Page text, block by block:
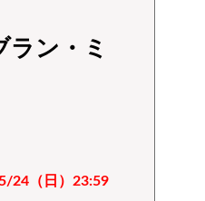
ラン・ミ
24（日）23:59